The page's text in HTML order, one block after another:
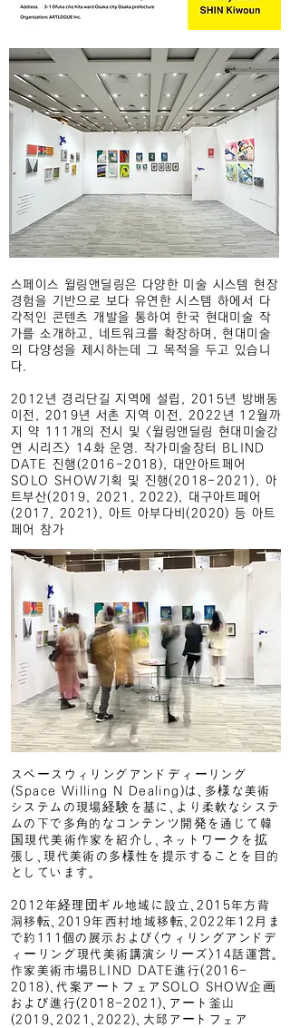
스페이스 윌링앤딜링은 다양한 미술 시스템 현장
경험을 기반으로 보다 유연한 시스템 하에서 다
각적인 콘텐츠 개발을 통하여 한국 현대미술 작
가를 소개하고, 네트워크를 확장하며, 현대미술
의 다양성을 제시하는데 그 목적을 두고 있습니
다.
2012년 경리단길 지역에 설립, 2015년 방배동
이전, 2019년 서촌 지역 이전, 2022년 12월까
지 약 111개의 전시 및 <윌링앤딜링 현대미술강
연 시리즈> 14화 운영. 작가미술장터 BLIND
DATE 진행(2016-2018), 대안아트페어
SOLO SHOW기획 및 진행(2018-2021), 아
트부산(2019, 2021, 2022), 대구아트페어
(2017, 2021), 아트 아부다비(2020) 등 아트
페어 참가
スペースウィリングアンドディーリング
(Space Willing N Dealing)は、多様な美術
システムの現場経験を基に、より柔軟なシステ
ムの下で多角的なコンテンツ開発を通じて韓
国現代美術作家を紹介し、ネットワークを拡
張し、現代美術の多様性を提示することを目的
としています。
2012年経理団ギル地域に設立、2015年方背
洞移転、2019年西村地域移転、2022年12月ま
で約111個の展示および<ウィリングアンドデ
ィーリング現代美術講演シリーズ>14話運営。
作家美術市場BLIND DATE進行(2016-
2018)、代案アートフェアSOLO SHOW企画
および進行(2018-2021)、アート釜山
(2019、2021、2022)、大邱アートフェア